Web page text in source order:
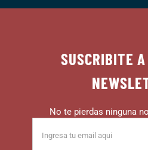
SUSCRIBITE
No te pierdas ninguna